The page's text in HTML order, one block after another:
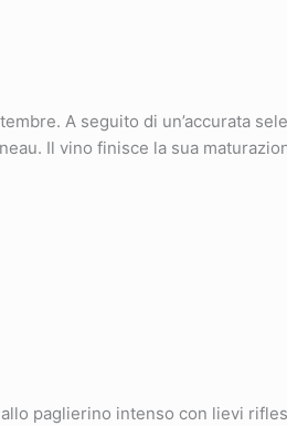
A seguito di un’accurata
Il vino finisce la sua
paglierino intenso con lievi